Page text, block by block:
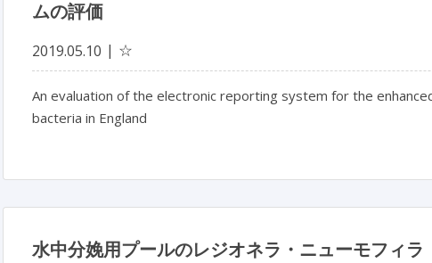
ムの評価
2019.05.10 ☆
An evaluation of the electronic reporting system for the
bacteria in England
水中分娩用プールのレジオネラ・ニューモフィラ